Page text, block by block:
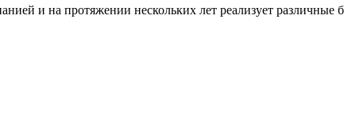
и на протяжении нескольких лет реализует различные